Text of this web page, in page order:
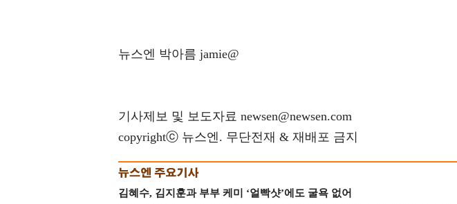
뉴스엔 박아름 jamie@
기사제보 및 보도자료 newsen@newsen.com
copyrightⓒ 뉴스엔. 무단전재 & 재배포 금지
김혜수, 김지훈과 부부 케미 ‘얼빡샷’에도 굴욕 없어